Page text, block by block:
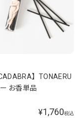
】TONAERU
お香単品
¥1,760税込